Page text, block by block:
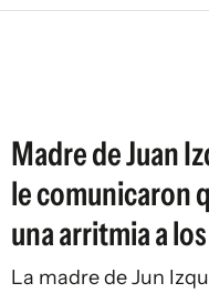
ARGENTINA
Madre de Juan
le comunicaron
una arritmia a
La madre de Jun